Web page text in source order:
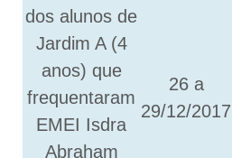
dos alunos de
Jardim A (4
anos) que
frequentaram
EMEI Isdra
Abraham
26 a
29/12/2017